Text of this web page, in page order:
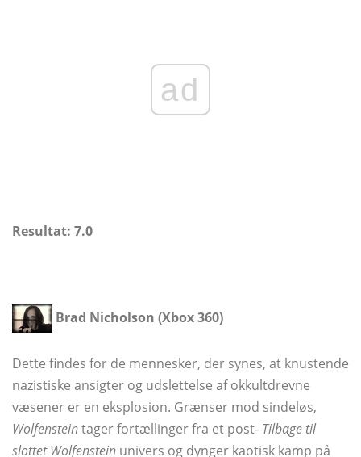
ad
Resultat: 7.0
Brad Nicholson (Xbox 360)
Dette findes for de mennesker, der synes, at knustende
nazistiske ansigter og udslettelse af okkultdrevne
væsener er en eksplosion. Grænser mod sindeløs,
Wolfensteintager fortællinger fra et post- Tilbage til
slottet Wolfenstein univers og dynger kaotisk kamp på